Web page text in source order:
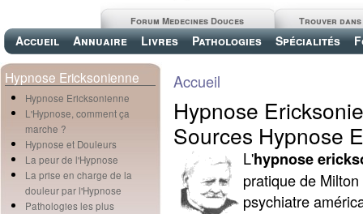
Accueil Annuaire Livres Pathologies Spécialités
Trouver
Forum Medecines Douces
Hypnose Ericksonienne
Hypnose Ericksonienne
L'Hypnose, comment ça
marche ?
Hypnose et Douleurs
La peur de l'Hypnose
La prise en charge de la
douleur par l'Hypnose
Pathologies les plus
Accueil
Hypnose
Sources Hypnose
L'hypnose
pratique de
psychiatre